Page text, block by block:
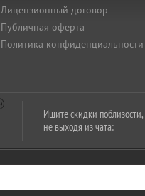
Лицензионный договор
Публичная оферта
Политика конфиденциальности
Ищите скидки поблизости,
не выходя из чата: